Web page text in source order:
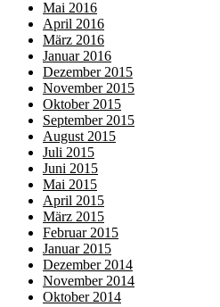
Mai 2016
April 2016
März 2016
Januar 2016
Dezember 2015
November 2015
Oktober 2015
September 2015
August 2015
Juli 2015
Juni 2015
Mai 2015
April 2015
März 2015
Februar 2015
Januar 2015
Dezember 2014
November 2014
Oktober 2014